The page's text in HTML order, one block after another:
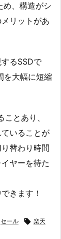
め、構造がシ
リットがあ
るSSDで
を大幅に短縮
とあり、
いることが
替わり時間
ヤーを待た
きます！
セール  楽天